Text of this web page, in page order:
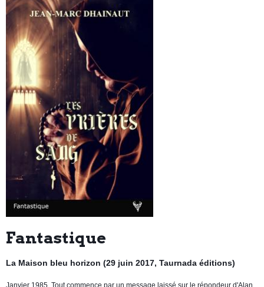
Fantastique
La Maison bleu horizon (29 juin 2017, Taurnada éditions)